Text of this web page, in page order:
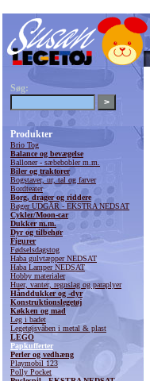
Søg:
Produkter
Brio Tog
Balance og bevægelse
Balloner - sæbebobler m.m.
Biler og traktorer
Bogstaver, ur, tal og farver
Bordteater
Borg, drager og riddere
Bøger UDGÅR - EKSTRA NEDSAT
Cykler/Moon-car
Dukker m.m.
Dyr og tilbehør
Figurer
Fødselsdagstog
Haba gulvtæpper NEDSAT
Haba Lamper NEDSAT
Hobby materialer
Huer, vanter, regnslag og paraplyer
Hånddukker og -dyr
Konstruktionslegetøj
Køkken og mad
Leg i badet
Legetøjsvåben i metal & plast
LEGO
Papkufferter
Perler og vedhæng
Playmobil 123
Polly Pocket